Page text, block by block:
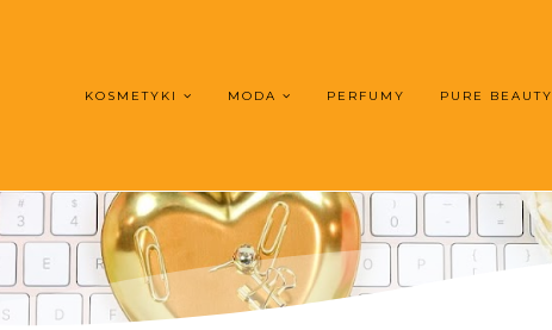
KOSMETYKI MODA PERFUMY PURE BEAUTY